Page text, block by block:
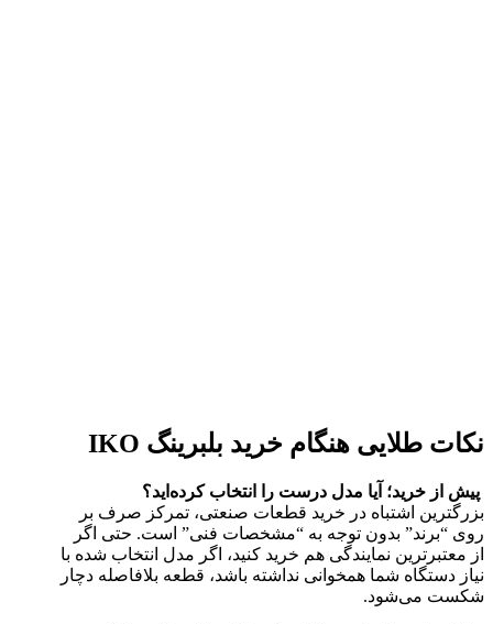
نکات طلایی هنگام خرید بلبرینگ IKO
پیش از خرید؛ آیا مدل درست را انتخاب کرده‌اید؟
بزرگترین اشتباه در خرید قطعات صنعتی، تمرکز صرف بر
روی “برند” بدون توجه به “مشخصات فنی” است. حتی اگر
از معتبرترین نمایندگی هم خرید کنید، اگر مدل انتخاب شده با
نیاز دستگاه شما همخوانی نداشته باشد، قطعه بلافاصله دچار
شکست می‌شود.